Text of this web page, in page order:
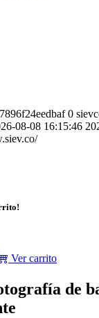
0
08-08 16:15:46
Ver carrito
de